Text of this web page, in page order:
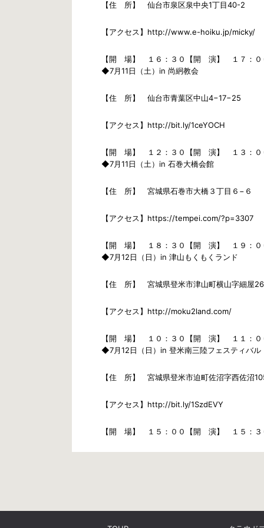
【住 所】 仙台市泉区泉中央1丁目40-2
【アクセス】http://www.e-hoiku.jp/micky/
【開 場】 １６：３０【開 演】 １７：０
◆7月11日（土）in 尚絅教会
【住 所】 仙台市青葉区中山4−17−25
【アクセス】http://bit.ly/1ceYOCH
【開 場】 １２：３０【開 演】 １３：０
◆7月11日（土）in 石巻大橋会館
【住 所】 宮城県石巻市大橋３丁目６−６
【アクセス】https://tempei.com/?p=3307
【開 場】 １８：３０【開 演】 １９：０
◆7月12日（日）in 津山もくもくランド
【住 所】 宮城県登米市津山町横山字細屋
【アクセス】http://moku2land.com/
【開 場】 １０：３０【開 演】 １１：０
◆7月12日（日）in 登米南三陸フェスティバル
【住 所】 宮城県登米市迫町佐沼字西佐沼
【アクセス】http://bit.ly/1SzdEVY
【開 場】 １５：００【開 演】 １５：３